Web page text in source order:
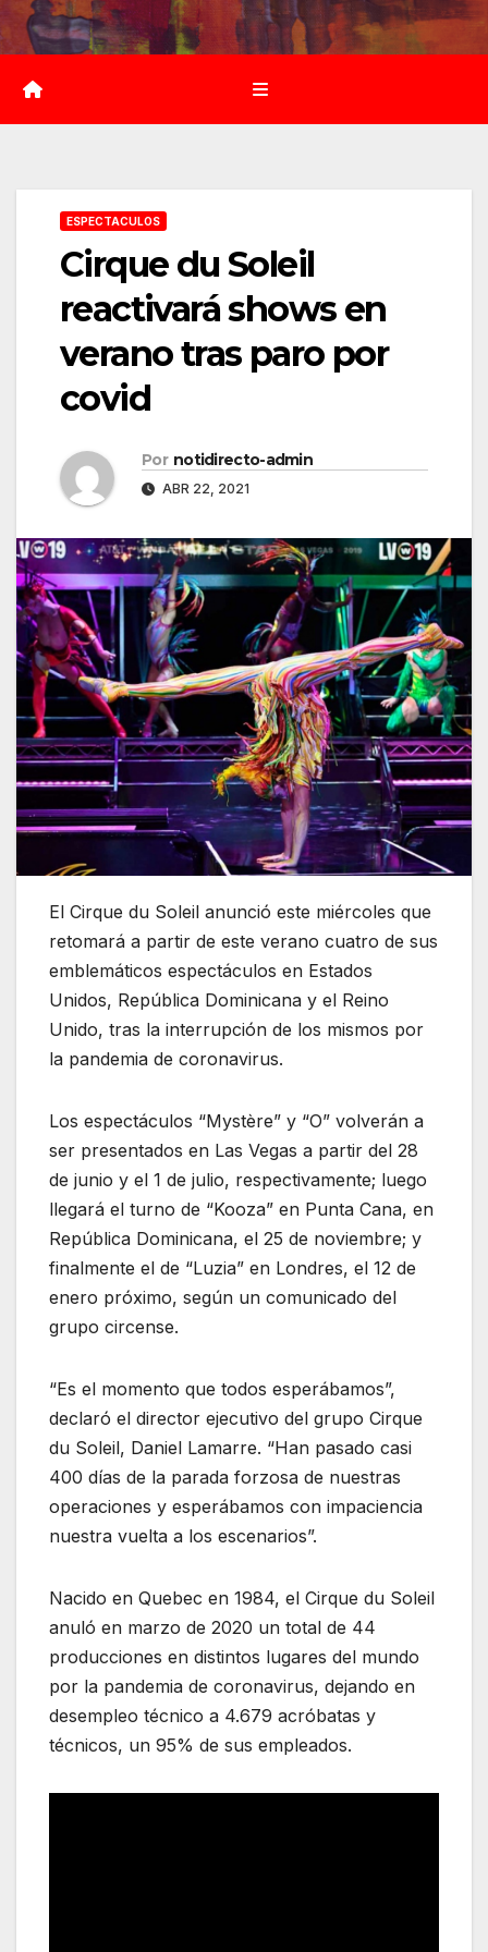
Saltar
al
contenido
ESPECTACULOS
Cirque du Soleil
reactivará shows en
verano tras paro por
covid
Por notidirecto-admin
ABR 22, 2021
El Cirque du Soleil anunció este miércoles que
retomará a partir de este verano cuatro de sus
emblemáticos espectáculos en Estados
Unidos, República Dominicana y el Reino
Unido, tras la interrupción de los mismos por
la pandemia de coronavirus.
Los espectáculos “Mystère” y “O” volverán a
ser presentados en Las Vegas a partir del 28
de junio y el 1 de julio, respectivamente; luego
llegará el turno de “Kooza” en Punta Cana, en
República Dominicana, el 25 de noviembre; y
finalmente el de “Luzia” en Londres, el 12 de
enero próximo, según un comunicado del
grupo circense.
“Es el momento que todos esperábamos”,
declaró el director ejecutivo del grupo Cirque
du Soleil, Daniel Lamarre. “Han pasado casi
400 días de la parada forzosa de nuestras
operaciones y esperábamos con impaciencia
nuestra vuelta a los escenarios”.
Nacido en Quebec en 1984, el Cirque du Soleil
anuló en marzo de 2020 un total de 44
producciones en distintos lugares del mundo
por la pandemia de coronavirus, dejando en
desempleo técnico a 4.679 acróbatas y
técnicos, un 95% de sus empleados.